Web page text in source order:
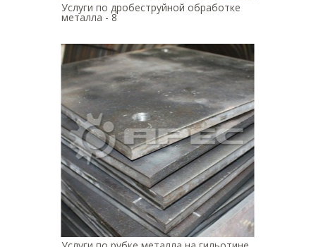
Услуги по дробеструйной обработке
металла - 8